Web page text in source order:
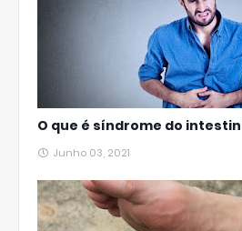
O que é síndrome do
Junho 03, 2021